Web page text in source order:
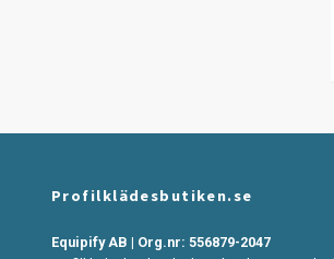
Profilklädesbutiken.se
Equipify AB | Org.nr: 556879-2047